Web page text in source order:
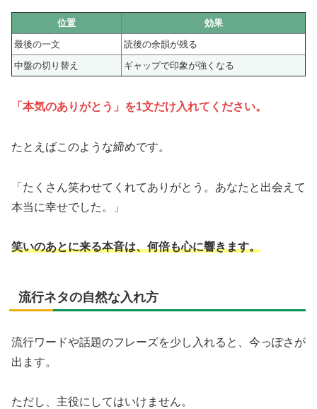
位置
効果
最後の一文
読後の余韻が残る
中盤の切り替え
ギャップで印象が強くなる
「本気のありがとう」を1文だけ入れてください。
たとえばこのような締めです。
「たくさん笑わせてくれてありがとう。あなたと出会えて
本当に幸せでした。」
笑いのあとに来る本音は、何倍も心に響きます。
流行ネタの自然な入れ方
流行ワードや話題のフレーズを少し入れると、今っぽさが
出ます。
ただし、主役にしてはいけません。